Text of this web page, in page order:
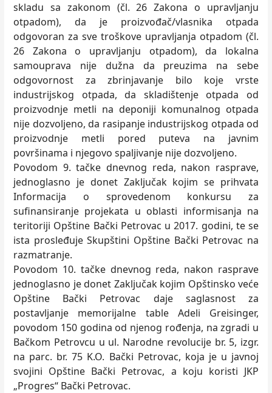
skladu sa zakonom (čl. 26 Zakona o upravlјanju
otpadom), da je proizvođač/vlasnika otpada
odgovoran za sve troškove upravlјanja otpadom (čl.
26 Zakona o upravlјanju otpadom), da lokalna
samouprava nije dužna da preuzima na sebe
odgovornost za zbrinjavanje bilo koje vrste
industrijskog otpada, da skladištenje otpada od
proizvodnje metli na deponiji komunalnog otpada
nije dozvolјeno, da rasipanje industrijskog otpada od
proizvodnje metli pored puteva na javnim
površinama i njegovo spalјivanje nije dozvolјeno.
Povodom 9. tačke dnevnog reda, nakon rasprave,
jednoglasno je donet Zaklјučak kojim se prihvata
Informacija o sprovedenom konkursu za
sufinansiranje projekata u oblasti informisanja na
teritoriji Opštine Bački Petrovac u 2017. godini, te se
ista prosleđuje Skupštini Opštine Bački Petrovac na
razmatranje.
Povodom 10. tačke dnevnog reda, nakon rasprave
jednoglasno je donet Zaklјučak kojim Opštinsko veće
Opštine Bački Petrovac daje saglasnost za
postavlјanje memorijalne table Adeli Greisinger,
povodom 150 godina od njenog rođenja, na zgradi u
Bačkom Petrovcu u ul. Narodne revolucije br. 5, izgr.
na parc. br. 75 K.O. Bački Petrovac, koja je u javnoj
svojini Opštine Bački Petrovac, a koju koristi JKP
„Progres“ Bački Petrovac.